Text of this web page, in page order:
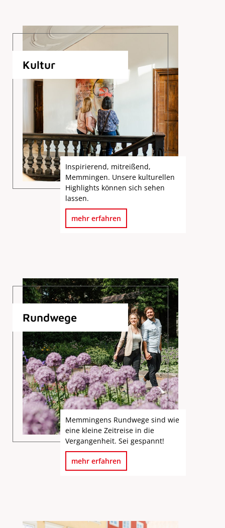
Kultur
Inspirierend, mitreißend,
Memmingen. Unsere kulturellen
Highlights können sich sehen
lassen.
mehr erfahren
Rundwege
Memmingens Rundwege sind wie
eine kleine Zeitreise in die
Vergangenheit. Sei gespannt!
mehr erfahren